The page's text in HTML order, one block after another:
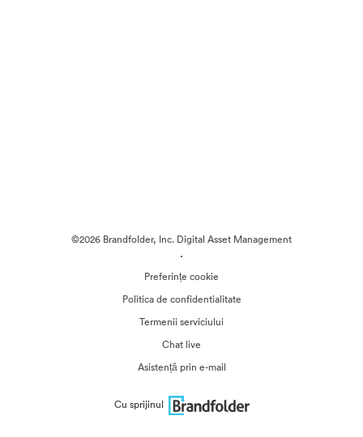
©2026 Brandfolder, Inc. Digital Asset Management
·
Preferințe cookie
Politica de confidentialitate
Termenii serviciului
Chat live
Asistență prin e-mail
Cu sprijinul